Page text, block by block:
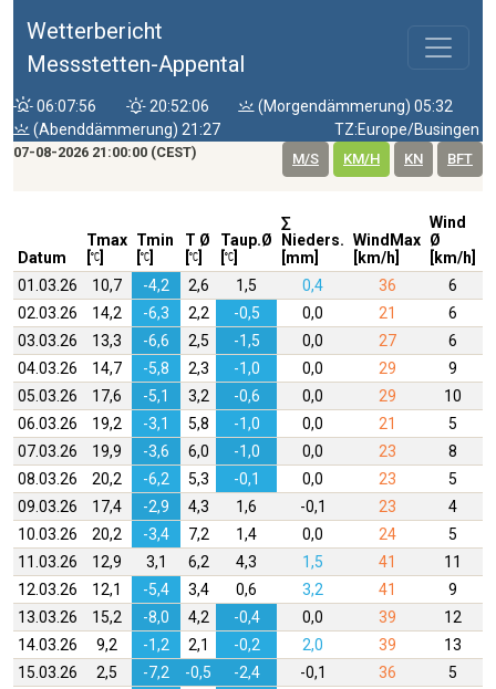
Wetterbericht
Messstetten-Appental
06:07:56 20:52:06
(Morgendämmerung) 05:32
(Abenddämmerung) 21:27
TZ:Europe/Busingen
07-08-2026 21:00:00 (CEST) M/S KM/H KN BFT
Datum
Tmax Tmin
T Ø
Taup.Ø
∑
Nieders.
[mm]
WindMax
[km/h]
Wind
Ø
[km/h]
01.03.26 10,7 -4,2 2,6 1,5 0,4 36
6
02.03.26
14,2 -6,3 2,2 -0,5 0,0 21 6
03.03.26
13,3 -6,6 2,5 -1,5 0,0 27 6
04.03.26
14,7 -5,8 2,3 -1,0 0,0 29
9
05.03.26
17,6 -5,1 3,2 -0,6 0,0 29 10
06.03.26
19,2 -3,1 5,8 -1,0 0,0 21 5
07.03.26
19,9 -3,6 6,0 -1,0 0,0 23
8
08.03.26
20,2 -6,2 5,3 -0,1 0,0 23 5
09.03.26
17,4 -2,9 4,3 1,6 -0,1 23 4
10.03.26
20,2 -3,4 7,2 1,4 0,0 24 5
11.03.26
12,9 3,1 6,2 4,3 1,5 41 11
12.03.26
12,1 -5,4 3,4 0,6 3,2 41 9
13.03.26
15,2 -8,0 4,2 -0,4 0,0 39 12
14.03.26
9,2 -1,2 2,1 -0,2 2,0 39
13
15.03.26
2,5 -7,2 -0,5 -2,4 -0,1 36 5